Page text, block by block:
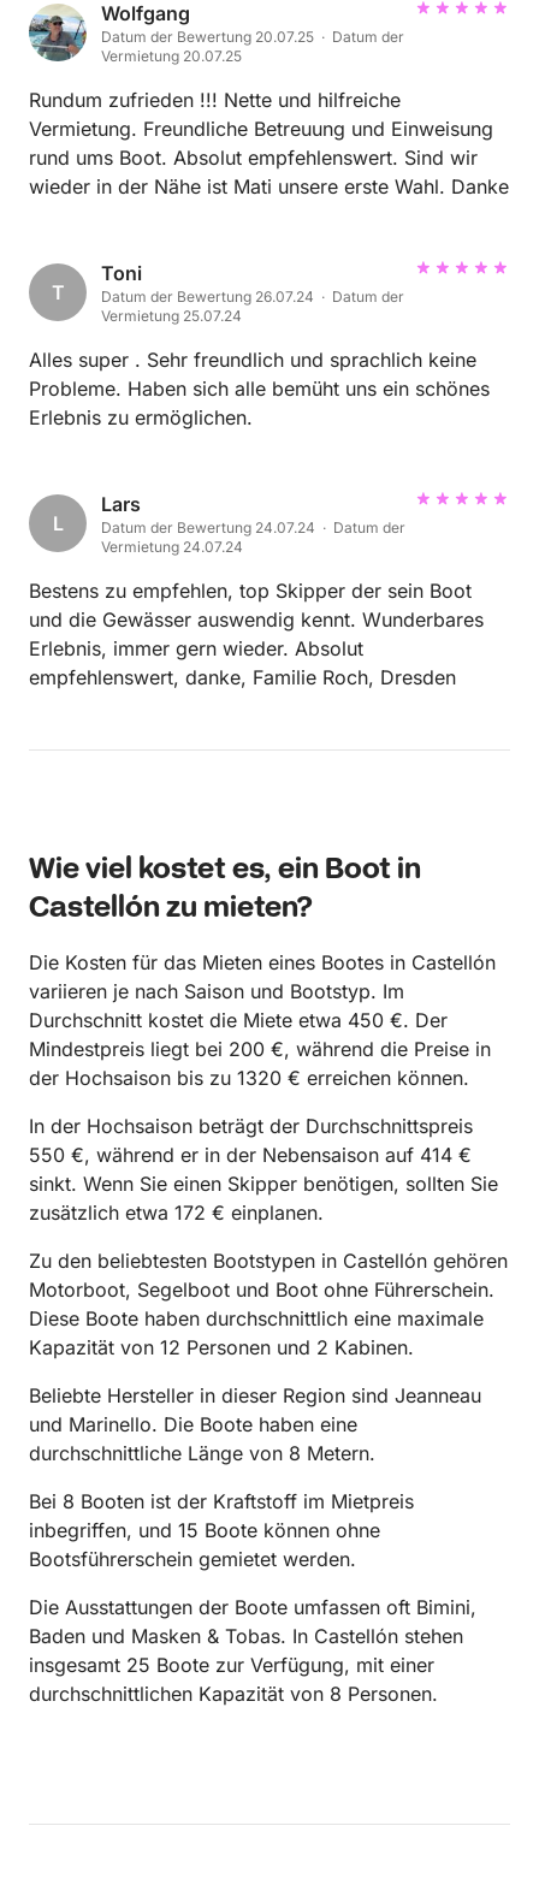
Wolfgang
Datum der Bewertung 20.07.25 · Datum der
Vermietung 20.07.25
Rundum zufrieden !!! Nette und hilfreiche
Vermietung. Freundliche Betreuung und Einweisung
rund ums Boot. Absolut empfehlenswert. Sind wir
wieder in der Nähe ist Mati unsere erste Wahl. Danke
T
Toni
Datum der Bewertung 26.07.24 · Datum der
Vermietung 25.07.24
Alles super . Sehr freundlich und sprachlich keine
Probleme. Haben sich alle bemüht uns ein schönes
Erlebnis zu ermöglichen.
L
Lars
Datum der Bewertung 24.07.24 · Datum der
Vermietung 24.07.24
Bestens zu empfehlen, top Skipper der sein Boot
und die Gewässer auswendig kennt. Wunderbares
Erlebnis, immer gern wieder. Absolut
empfehlenswert, danke, Familie Roch, Dresden
Wie viel kostet es, ein Boot in
Castellón zu mieten?
Die Kosten für das Mieten eines Bootes in Castellón
variieren je nach Saison und Bootstyp. Im
Durchschnitt kostet die Miete etwa 450 €. Der
Mindestpreis liegt bei 200 €, während die Preise in
der Hochsaison bis zu 1320 € erreichen können.
In der Hochsaison beträgt der Durchschnittspreis
550 €, während er in der Nebensaison auf 414 €
sinkt. Wenn Sie einen Skipper benötigen, sollten Sie
zusätzlich etwa 172 € einplanen.
Zu den beliebtesten Bootstypen in Castellón gehören
Motorboot, Segelboot und Boot ohne Führerschein.
Diese Boote haben durchschnittlich eine maximale
Kapazität von 12 Personen und 2 Kabinen.
Beliebte Hersteller in dieser Region sind Jeanneau
und Marinello. Die Boote haben eine
durchschnittliche Länge von 8 Metern.
Bei 8 Booten ist der Kraftstoff im Mietpreis
inbegriffen, und 15 Boote können ohne
Bootsführerschein gemietet werden.
Die Ausstattungen der Boote umfassen oft Bimini,
Baden und Masken & Tobas. In Castellón stehen
insgesamt 25 Boote zur Verfügung, mit einer
durchschnittlichen Kapazität von 8 Personen.